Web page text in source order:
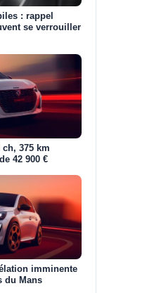
: rappel
se verrouiller
ch, 375 km
42 900 €
imminente
du Mans